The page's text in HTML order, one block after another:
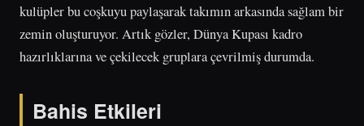
kulüpler bu coşkuyu paylaşarak takımın arkasında sağlam bir
zemin oluşturuyor. Artık gözler, Dünya Kupası kadro
hazırlıklarına ve çekilecek gruplara çevrilmiş durumda.
Bahis Etkileri